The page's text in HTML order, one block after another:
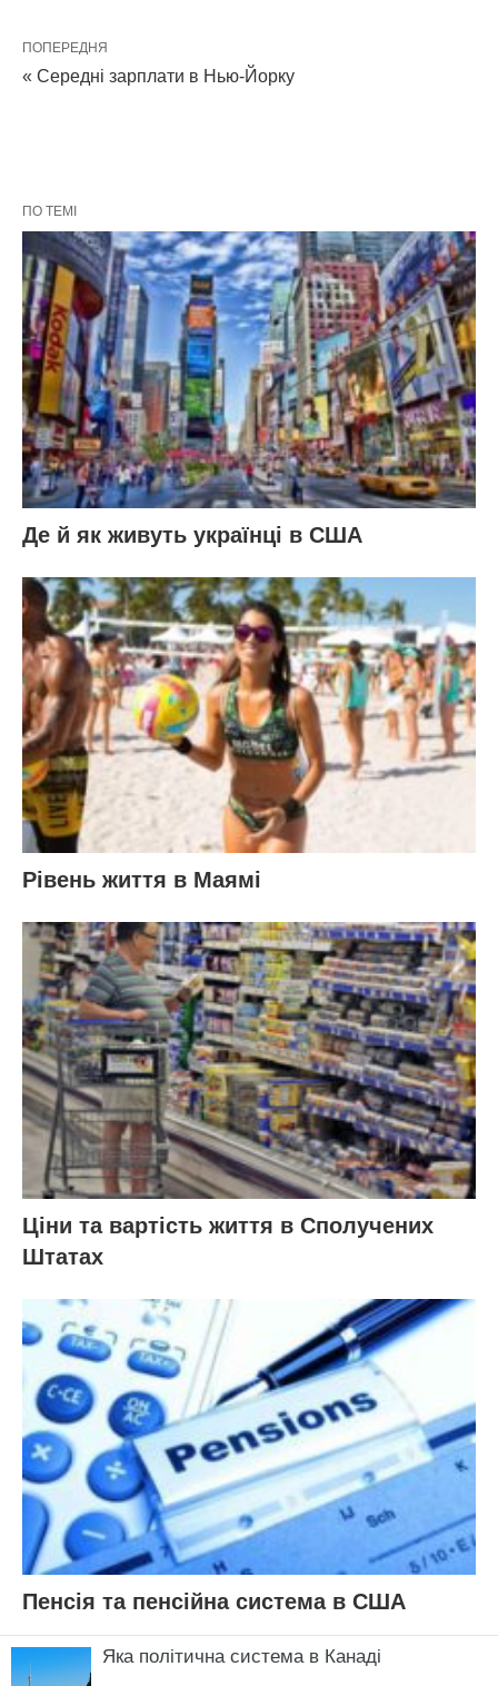
ПОПЕРЕДНЯ
« Середні зарплати в Нью-Йорку
ПО ТЕМІ
Де й як живуть українці в США
Рівень життя в Маямі
Ціни та вартість життя в Сполучених
Штатах
Пенсія та пенсійна система в США
Яка політична система в Канаді